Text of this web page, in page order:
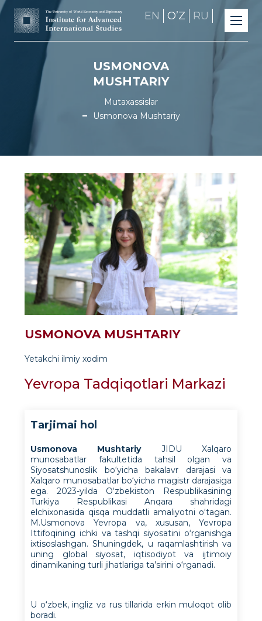
EN OʼZ RU
USMONOVA
MUSHTARIY
Mutaxassislar
Usmonova Mushtariy
USMONOVA MUSHTARIY
Yetakchi ilmiy xodim
Yevropa Tadqiqotlari Markazi
Tarjimai hol
Usmonova MushtariyJIDU Xalqaro
munosabatlar fakultetida tahsil olgan va
Siyosatshunoslik bo‘yicha bakalavr darajasi va
Xalqaro munosabatlar bo‘yicha magistr darajasiga
ega. 2023-yilda O‘zbekiston Respublikasining
Turkiya Respublikasi Anqara shahridagi
elchixonasida qisqa muddatli amaliyotni o‘tagan.
M.Usmonova Yevropa va, xususan, Yevropa
Ittifoqining ichki va tashqi siyosatini o‘rganishga
ixtisoslashgan. Shuningdek, u raqamlashtirish va
uning global siyosat, iqtisodiyot va ijtimoiy
dinamikaning turli jihatlariga ta’sirini o‘rganadi.
U o‘zbek, ingliz va rus tillarida erkin muloqot olib
boradi.